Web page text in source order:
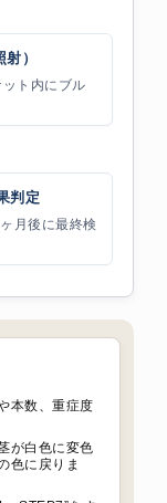
）
ト内にブル
判定
月後に最終検
本数、重症度
が白色に変色
色に戻りま